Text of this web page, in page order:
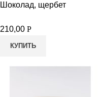
Шоколад, щербет
210,00 Р
КУПИТЬ